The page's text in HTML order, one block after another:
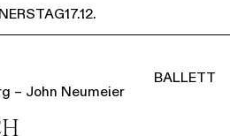
17.12.
– John Neumeier
BALLETT